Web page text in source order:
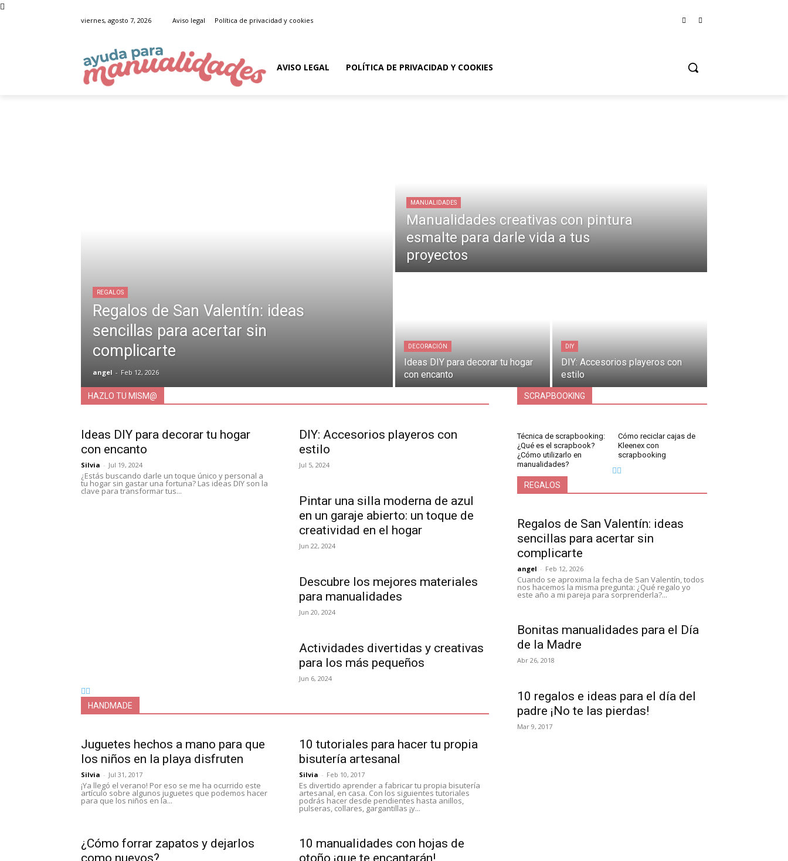
viernes, agosto 7, 2026 Aviso legal Política de privacidad y cookies
AVISO LEGAL POLÍTICA DE PRIVACIDAD Y COOKIES
REGALOS
Regalos de San Valentín: ideas
sencillas para acertar sin
complicarte
angel - Feb 12, 2026
MANUALIDADES
Manualidades creativas con pintura
esmalte para darle vida a tus
proyectos
DECORACIÓN
Ideas DIY para decorar tu hogar
con encanto
DIY
DIY: Accesorios playeros con
estilo
HAZLO TU MISM@
Ideas DIY para decorar tu hogar
con encanto
Silvia - Jul 19, 2024
¿Estás buscando darle un toque único y personal a
tu hogar sin gastar una fortuna? Las ideas DIY son la
clave para transformar tus...
DIY: Accesorios playeros con
estilo
Jul 5, 2024
Pintar una silla moderna de azul
en un garaje abierto: un toque de
creatividad en el hogar
Jun 22, 2024
Descubre los mejores materiales
para manualidades
Jun 20, 2024
Actividades divertidas y creativas
para los más pequeños
Jun 6, 2024
HANDMADE
Juguetes hechos a mano para que
los niños en la playa disfruten
Silvia - Jul 31, 2017
¡Ya llegó el verano! Por eso se me ha ocurrido este
artículo sobre algunos juguetes que podemos hacer
para que los niños en la...
10 tutoriales para hacer tu propia
bisutería artesanal
Silvia - Feb 10, 2017
Es divertido aprender a fabricar tu propia bisutería
artesanal, en casa. Con los siguientes tutoriales
podrás hacer desde pendientes hasta anillos,
pulseras, collares, gargantillas ¡y...
¿Cómo forrar zapatos y dejarlos
como nuevos?
10 manualidades con hojas de
otoño ¡que te encantarán!
SCRAPBOOKING
Técnica de scrapbooking:
¿Qué es el scrapbook?
¿Cómo utilizarlo en
manualidades?
Cómo reciclar cajas de
Kleenex con
scrapbooking
REGALOS
Regalos de San Valentín: ideas
sencillas para acertar sin
complicarte
angel - Feb 12, 2026
Cuando se aproxima la fecha de San Valentín, todos
nos hacemos la misma pregunta: ¿Qué regalo yo
este año a mi pareja para sorprenderla?...
Bonitas manualidades para el Día
de la Madre
Abr 26, 2018
10 regalos e ideas para el día del
padre ¡No te las pierdas!
Mar 9, 2017